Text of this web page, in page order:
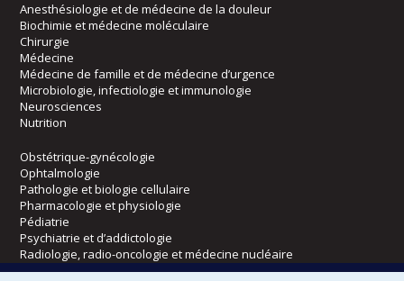
Anesthésiologie et de médecine de la douleur
Biochimie et médecine moléculaire
Chirurgie
Médecine
Médecine de famille et de médecine d’urgence
Microbiologie, infectiologie et immunologie
Neurosciences
Nutrition
Obstétrique-gynécologie
Ophtalmologie
Pathologie et biologie cellulaire
Pharmacologie et physiologie
Pédiatrie
Psychiatrie et d’addictologie
Radiologie, radio-oncologie et médecine nucléaire